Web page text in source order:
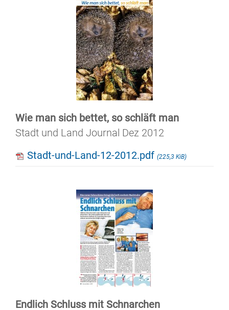
Wie man sich bettet, so schläft man
Stadt und Land Journal Dez 2012
Stadt-und-Land-12-2012.pdf (225,3 KiB)
Endlich Schluss mit Schnarchen